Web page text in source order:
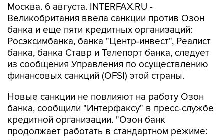
Москва. 6 августа. INTERFAX.RU -
Великобритания ввела санкции против Озон
банка и еще пяти кредитных организаций:
Росэксимбанка, банка "Центр-инвест", Реалист
банка, банка Ставр и Телепорт банка, следует
из сообщения Управления по осуществлению
финансовых санкций (OFSI) этой страны.
Новые санкции не повлияют на работу Озон
банка, сообщили "Интерфаксу" в пресс-службе
кредитной организации. "Озон банк
продолжает работать в стандартном режиме: